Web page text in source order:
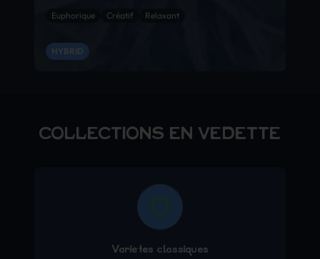
Euphorique Créatif Relaxant
HYBRID
COLLECTIONS EN VEDETTE
Variétés classiques